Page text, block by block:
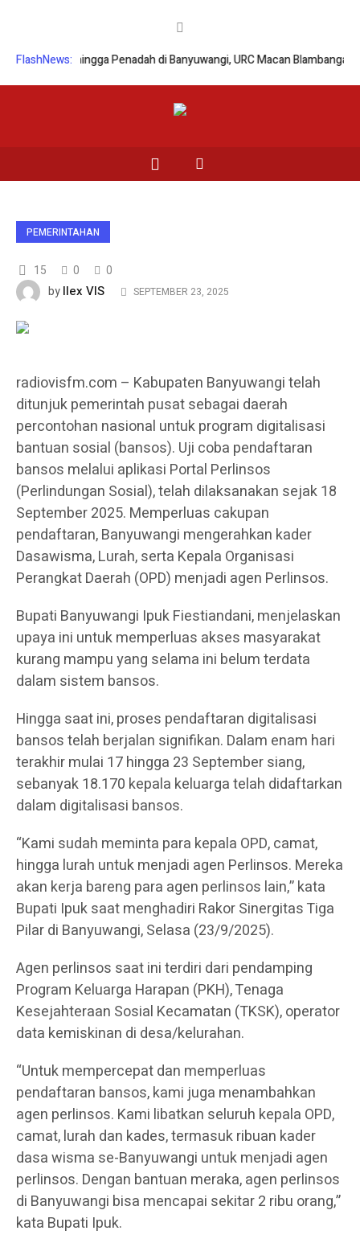
FlashNews:hingga Penadah di Banyuwangi, URC Macan Blambangan
PEMERINTAHAN
15 0
0
byIlex VIS SEPTEMBER 23, 2025
radiovisfm.com – Kabupaten Banyuwangi telah
ditunjuk pemerintah pusat sebagai daerah
percontohan nasional untuk program digitalisasi
bantuan sosial (bansos). Uji coba pendaftaran
bansos melalui aplikasi Portal Perlinsos
(Perlindungan Sosial), telah dilaksanakan sejak 18
September 2025. Memperluas cakupan
pendaftaran, Banyuwangi mengerahkan kader
Dasawisma, Lurah, serta Kepala Organisasi
Perangkat Daerah (OPD) menjadi agen Perlinsos.
Bupati Banyuwangi Ipuk Fiestiandani, menjelaskan
upaya ini untuk memperluas akses masyarakat
kurang mampu yang selama ini belum terdata
dalam sistem bansos.
Hingga saat ini, proses pendaftaran digitalisasi
bansos telah berjalan signifikan. Dalam enam hari
terakhir mulai 17 hingga 23 September siang,
sebanyak 18.170 kepala keluarga telah didaftarkan
dalam digitalisasi bansos.
“Kami sudah meminta para kepala OPD, camat,
hingga lurah untuk menjadi agen Perlinsos. Mereka
akan kerja bareng para agen perlinsos lain,” kata
Bupati Ipuk saat menghadiri Rakor Sinergitas Tiga
Pilar di Banyuwangi, Selasa (23/9/2025).
Agen perlinsos saat ini terdiri dari pendamping
Program Keluarga Harapan (PKH), Tenaga
Kesejahteraan Sosial Kecamatan (TKSK), operator
data kemiskinan di desa/kelurahan.
“Untuk mempercepat dan memperluas
pendaftaran bansos, kami juga menambahkan
agen perlinsos. Kami libatkan seluruh kepala OPD,
camat, lurah dan kades, termasuk ribuan kader
dasa wisma se-Banyuwangi untuk menjadi agen
perlinsos. Dengan bantuan meraka, agen perlinsos
di Banyuwangi bisa mencapai sekitar 2 ribu orang,”
kata Bupati Ipuk.